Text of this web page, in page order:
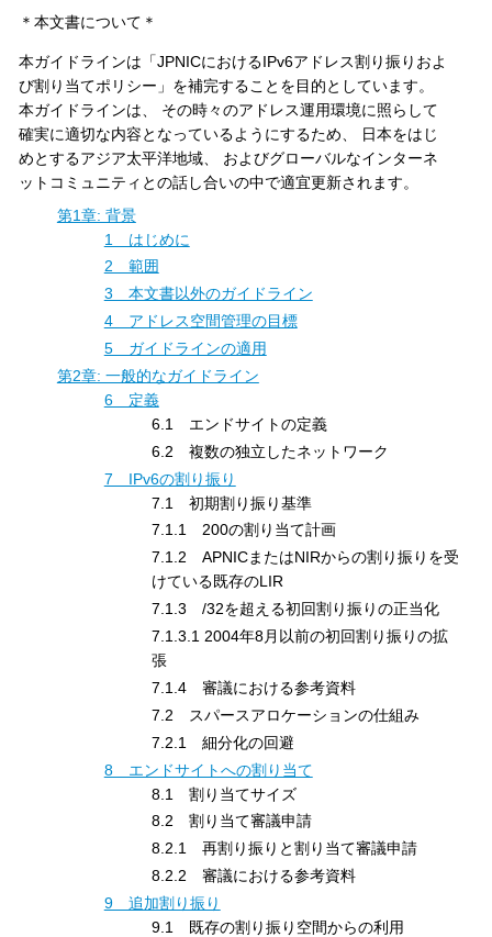
＊本文書について＊
本ガイドラインは「JPNICにおけるIPv6アドレス割り振りおよ
び割り当てポリシー」を補完することを目的としています。
本ガイドラインは、 その時々のアドレス運用環境に照らして
確実に適切な内容となっているようにするため、 日本をはじ
めとするアジア太平洋地域、 およびグローバルなインターネ
ットコミュニティとの話し合いの中で適宜更新されます。
第1章: 背景
1 はじめに
2 範囲
3 本文書以外のガイドライン
4 アドレス空間管理の目標
5 ガイドラインの適用
第2章: 一般的なガイドライン
6 定義
6.1 エンドサイトの定義
6.2 複数の独立したネットワーク
7 IPv6の割り振り
7.1 初期割り振り基準
7.1.1 200の割り当て計画
7.1.2 APNICまたはNIRからの割り振りを受
けている既存のLIR
7.1.3 /32を超える初回割り振りの正当化
7.1.3.1 2004年8月以前の初回割り振りの拡
張
7.1.4 審議における参考資料
7.2 スパースアロケーションの仕組み
7.2.1 細分化の回避
8 エンドサイトへの割り当て
8.1 割り当てサイズ
8.2 割り当て審議申請
8.2.1 再割り振りと割り当て審議申請
8.2.2 審議における参考資料
9 追加割り振り
9.1 既存の割り振り空間からの利用